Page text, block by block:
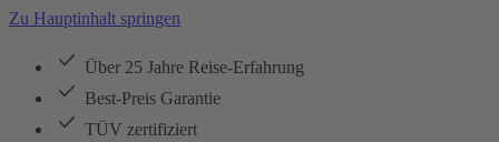
Zu Hauptinhalt springen
Über 25 Jahre Reise-Erfahrung
Best-Preis Garantie
TÜV zertifiziert